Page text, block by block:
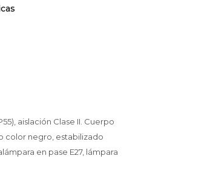
aislación Clase II. Cuerpo
color negro, estabilizado
en pase E27, lámpara